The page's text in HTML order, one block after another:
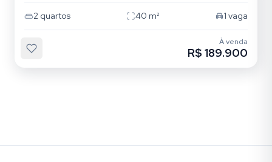
2 quartos 40 m² 1 vaga
À venda
R$ 189.900